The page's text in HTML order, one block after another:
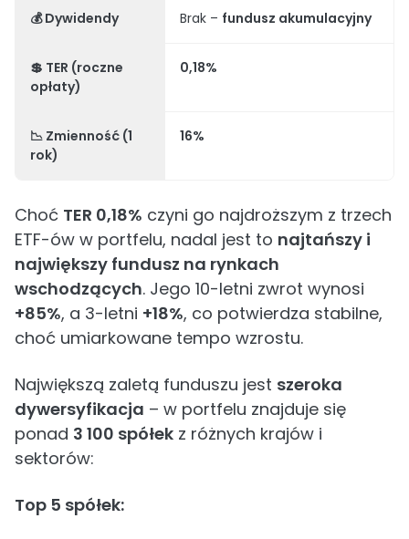
💰Dywidendy Brak – fundusz akumulacyjny
💲 TER (roczne
opłaty)
0,18%
📉 Zmienność (1
rok)
16%
Choć TER 0,18% czyni go najdroższym z trzech
ETF-ów w portfelu, nadal jest to najtańszy i
największy fundusz na rynkach
wschodzących. Jego 10-letni zwrot wynosi
+85%, a 3-letni +18%, co potwierdza stabilne,
choć umiarkowane tempo wzrostu.
Największą zaletą funduszu jest szeroka
dywersyfikacja – w portfelu znajduje się
ponad 3 100 spółek z różnych krajów i
sektorów:
Top 5 spółek: